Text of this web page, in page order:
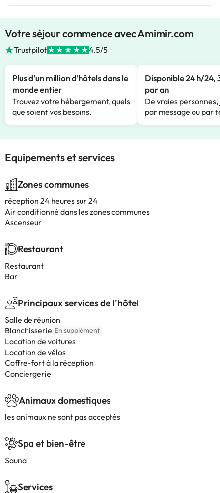
Votre séjour commence avec Amimir.com
Trustpilot 4.5/5
Plus d'un million d'hôtels dans le
monde entier
Trouvez votre hébergement, quels
que soient vos besoins.
Disponible 24 h/24,
par an
De vraies
par message ou par
Equipements et services
Zones communes
réception 24 heures sur 24
Air conditionné dans les zones communes
Ascenseur
Restaurant
Restaurant
Bar
Principaux services de l'hôtel
Salle de réunion
Blanchisserie En supplément
Location de voitures
Location de vélos
Coffre-fort à la réception
Conciergerie
Animaux domestiques
les animaux ne sont pas acceptés
Spa et bien-être
Sauna
Services